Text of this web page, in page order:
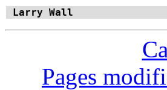
Larry Wall
Pages